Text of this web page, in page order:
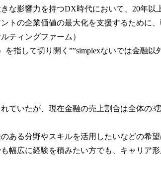
な影響力を持つDX時代において、20年
トの企業価値の最大化を支援するために
ティングファーム）
を指して切り開く””simplexないでは金融
ていたが、現在金融の売上割合は全体の
ある分野やスキルを活用したいなどの希望
幅広に経験を積みたい方でも、キャリア